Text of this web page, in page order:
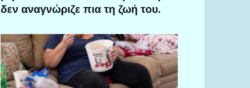
δεν αναγνώριζε πια τη ζωή του.